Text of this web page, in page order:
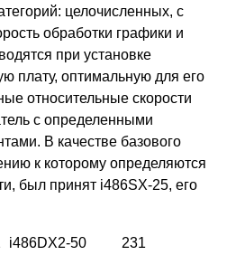
целочисленных, с
обработки графики и
при установке
плату, оптимальную для его
относительные скорости
с определенными
В качестве базового
к которому определяются
был принят i486SX-25, его
i486DX2-50
231